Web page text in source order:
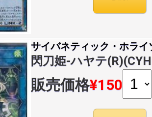
サイバネティック・ホライ
閃刀姫-ハヤテ
販売価格¥150